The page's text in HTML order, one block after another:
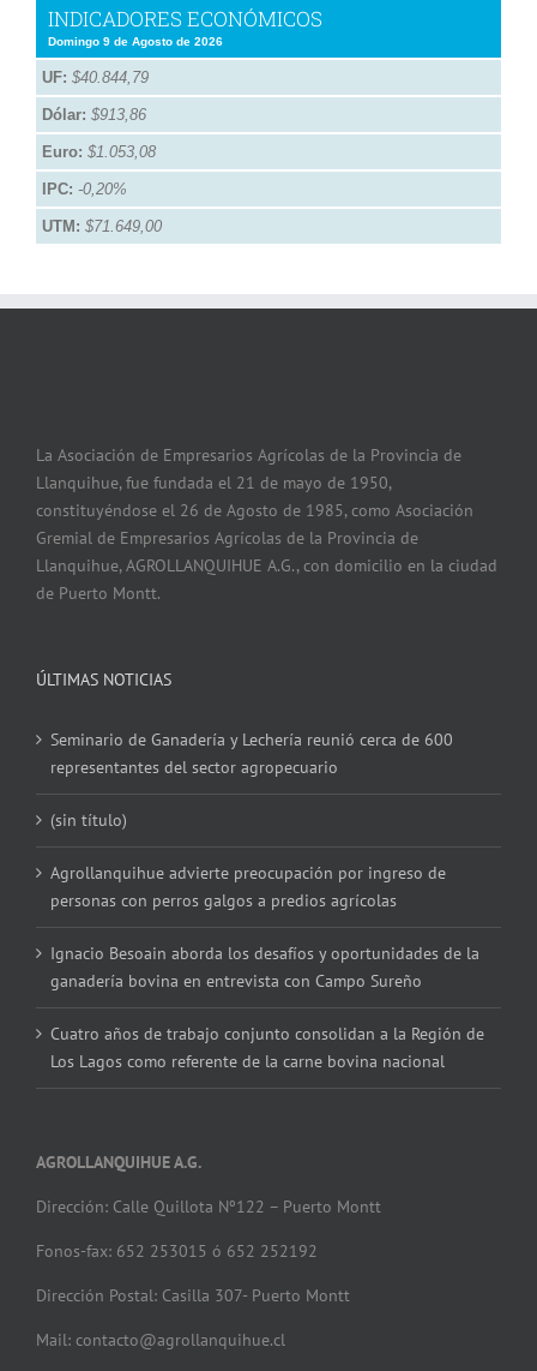
INDICADORES ECONÓMICOS
Domingo 9 de Agosto de 2026
UF: $40.844,79
Dólar: $913,86
Euro: $1.053,08
IPC: -0,20%
UTM: $71.649,00
La Asociación de Empresarios Agrícolas de la Provincia de
Llanquihue, fue fundada el 21 de mayo de 1950,
constituyéndose el 26 de Agosto de 1985, como Asociación
Gremial de Empresarios Agrícolas de la Provincia de
Llanquihue, AGROLLANQUIHUE A.G., con domicilio en la ciudad
de Puerto Montt.
ÚLTIMAS NOTICIAS
Seminario de Ganadería y Lechería reunió cerca de 600
representantes del sector agropecuario
(sin título)
Agrollanquihue advierte preocupación por ingreso de
personas con perros galgos a predios agrícolas
Ignacio Besoain aborda los desafíos y oportunidades de la
ganadería bovina en entrevista con Campo Sureño
Cuatro años de trabajo conjunto consolidan a la Región de
Los Lagos como referente de la carne bovina nacional
AGROLLANQUIHUE A.G.
Dirección: Calle Quillota Nº122 – Puerto Montt
Fonos-fax: 652 253015 ó 652 252192
Dirección Postal: Casilla 307- Puerto Montt
Mail: contacto@agrollanquihue.cl